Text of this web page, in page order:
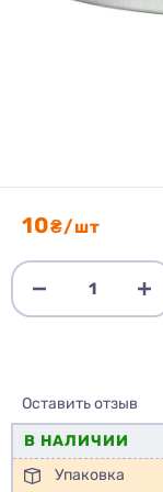
10₴/шт
Оставить отзыв
В НАЛИЧИИ
Упаковка